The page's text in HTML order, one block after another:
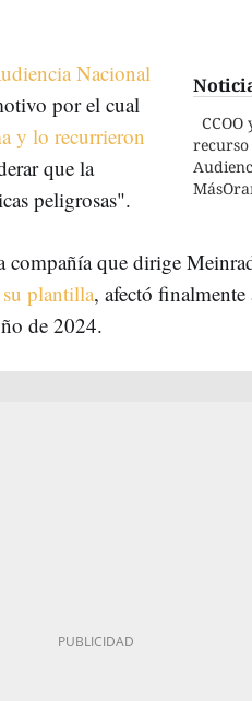
Nacional
por el cual
y lo recurrieron
que la
peligrosas".
que dirige
plantilla, afectó finalmente
de 2024.